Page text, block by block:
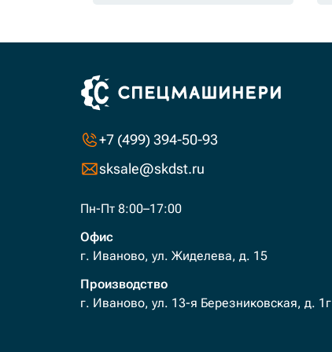
+7 (499) 394-50-93
sksale@skdst.ru
Пн-Пт 8:00–17:00
Офис
г. Иваново, ул. Жиделева, д. 15
Производство
г. Иваново, ул. 13-я Березниковская, д. 1г